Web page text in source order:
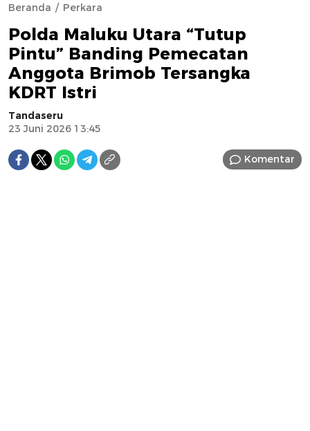
Beranda Perkara
Polda Maluku Utara “Tutup
Pintu” Banding Pemecatan
Anggota Brimob Tersangka
KDRT Istri
Tandaseru
23 Juni 2026 13:45
Komentar